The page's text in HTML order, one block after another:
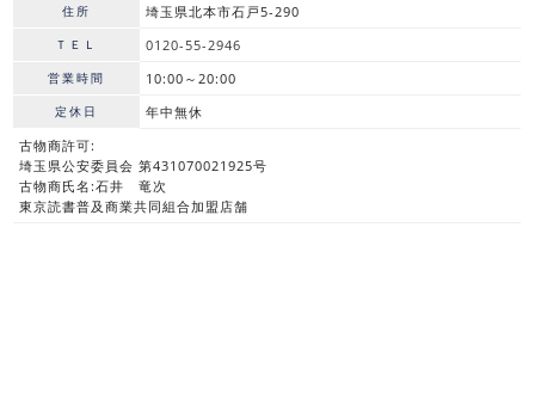
住所 埼玉県北本市石戸5-290
ＴＥＬ 0120-55-2946
営業時間 10:00～20:00
定休日
年中無休
古物商許可:
埼玉県公安委員会 第431070021925号
古物商氏名:石井 竜次
東京読書普及商業共同組合加盟店舗